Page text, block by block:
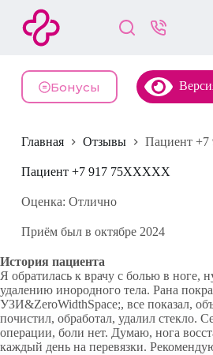
й
и
у
и
Бонусы
Главная Отзывы Пациент
Пациент +7 917 75XXXXX
Оценка: Отлично
Приём был в октябре 2024
История пациента
Я обратилась к врачу с болью в ноге,
удалению инородного тела. Рана
УЗИ&ZeroWidthSpace;, все показал,
почистил, обработал, удалил стекло.
операции, боли нет. Думаю, нога
каждый день на перевязки.